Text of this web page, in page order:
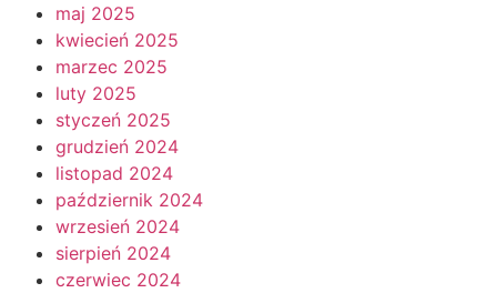
maj 2025
kwiecień 2025
marzec 2025
luty 2025
styczeń 2025
grudzień 2024
listopad 2024
październik 2024
wrzesień 2024
sierpień 2024
czerwiec 2024